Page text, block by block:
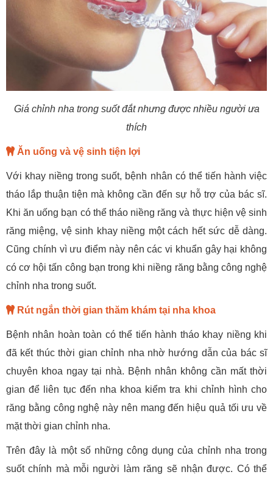
Giá chỉnh nha trong suốt đắt nhưng được nhiều người ưa
thích
Ăn uống và vệ sinh tiện lợi
Với khay niềng trong suốt, bệnh nhân có thể tiến hành việc
tháo lắp thuận tiện mà không cần đến sự hỗ trợ của bác sĩ.
Khi ăn uống bạn có thể tháo niềng răng và thực hiện vệ sinh
răng miệng, vệ sinh khay niềng một cách hết sức dễ dàng.
Cũng chính vì ưu điểm này nên các vi khuẩn gây hại không
có cơ hội tấn công bạn trong khi niềng răng bằng công nghệ
chỉnh nha trong suốt.
Rút ngắn thời gian thăm khám tại nha khoa
Bệnh nhân hoàn toàn có thể tiến hành tháo khay niềng khi
đã kết thúc thời gian chỉnh nha nhờ hướng dẫn của bác sĩ
chuyên khoa ngay tại nhà. Bệnh nhân không cần mất thời
gian để liên tục đến nha khoa kiểm tra khi chỉnh hình cho
răng bằng công nghệ này nên mang đến hiệu quả tối ưu về
mặt thời gian chỉnh nha.
Trên đây là một số những công dụng của chỉnh nha trong
suốt chính mà mỗi người làm răng sẽ nhận được. Có thể